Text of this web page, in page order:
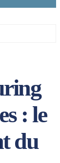
: le
du